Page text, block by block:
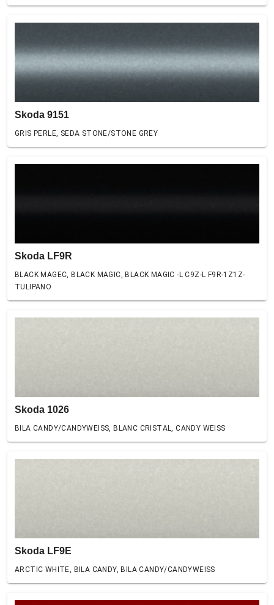
Skoda 9151
GRIS PERLE, SEDA STONE/STONE GREY
Skoda LF9R
BLACK MAGEC, BLACK MAGIC, BLACK MAGIC -L C9Z-L F9R-1Z1Z-
TULIPANO
Skoda 1026
BILA CANDY/CANDYWEISS, BLANC CRISTAL, CANDY WEISS
Skoda LF9E
ARCTIC WHITE, BILA CANDY, BILA CANDY/CANDYWEISS